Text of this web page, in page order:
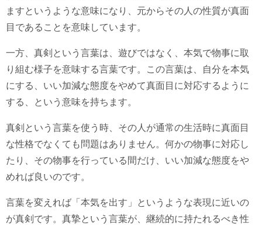
ますというような意味になり、元からその人の性質が真面
目であることを意味しています。
一方、真剣という言葉は、遊びではなく、本気で物事に取
り組む様子を意味する言葉です。この言葉は、自分を本気
にする、いい加減な態度をやめて真面目に対応するように
する、という意味を持ちます。
真剣という言葉を使う時、その人が通常の生活時に真面目
な性格でなくても問題はありません。何かの物事に対応し
たり、その物事を行っている間だけ、いい加減な態度をや
めれば良いのです。
言葉を変えれば「本気を出す」というような表現に近いの
が真剣です。真摯という言葉が、継続的に持たれるべき性